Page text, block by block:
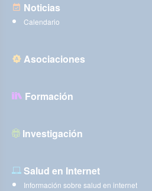
Noticias
Calendario
Asociaciones
Formación
Investigación
Salud en Internet
Información sobre salud en internet